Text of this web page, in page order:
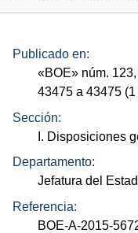
Publicado en:
«BOE» núm.
43475 a 43475 (1
Sección:
I. Disposiciones
Departamento:
Jefatura del
Referencia:
BOE-A-2015-